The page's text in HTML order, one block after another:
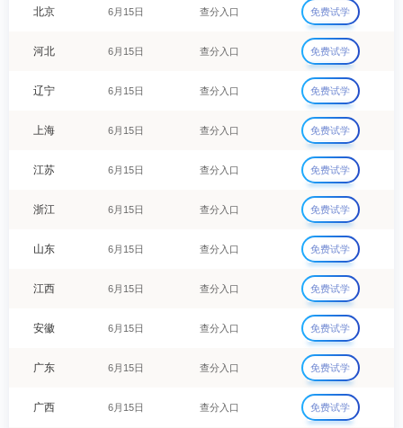
北京 6月15日 查分入口 免费试学
河北 6月15日 查分入口 免费试学
辽宁 6月15日 查分入口 免费试学
上海 6月15日 查分入口 免费试学
江苏 6月15日 查分入口 免费试学
浙江 6月15日 查分入口 免费试学
山东 6月15日 查分入口 免费试学
江西 6月15日 查分入口 免费试学
安徽 6月15日 查分入口 免费试学
广东 6月15日 查分入口 免费试学
广西 6月15日 查分入口 免费试学